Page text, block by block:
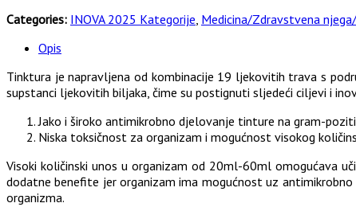
Categories: INOVA 2025 Kategorije, Medicina/Zdravstvena
Opis
Tinktura je napravljena od kombinacije 19 ljekovitih trava s
supstanci ljekovitih biljaka, čime su postignuti sljedeći ciljevi i
Jako i široko antimikrobno djelovanje tinture na gram-
Niska toksičnost za organizam i mogućnost visokog
Visoki količinski unos u organizam od 20ml-60ml omogućava
dodatne benefite jer organizam ima mogućnost uz
organizma.